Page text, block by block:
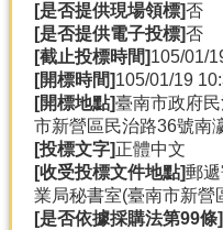
[是否提供現場領標]否
[是否提供電子投標]否
[截止投標時間]105/01/
[開標時間]105/01/19
[開標地點]臺南市政府
市新營區民治路36號南
[投標文字]正體中文
[收受投標文件地點]郵
業局秘書室(臺南市新營
[是否依據採購法第99條]